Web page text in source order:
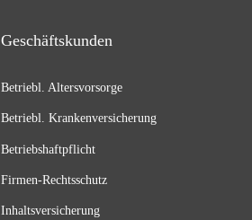
Geschäftskunden
Betriebl. Altersvorsorge
Betriebl. Krankenversicherung
Betriebshaftpflicht
Firmen-Rechtsschutz
Inhaltsversicherung